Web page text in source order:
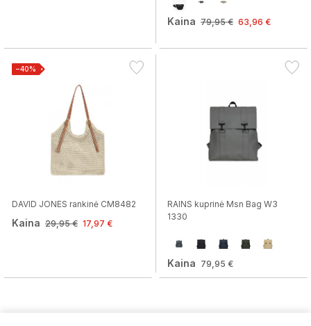
Kaina 79,95 € 63,96 €
−40%
DAVID JONES rankinė CM8482
Kaina 29,95 € 17,97 €
RAINS kuprinė Msn Bag W3
1330
Kaina 79,95 €